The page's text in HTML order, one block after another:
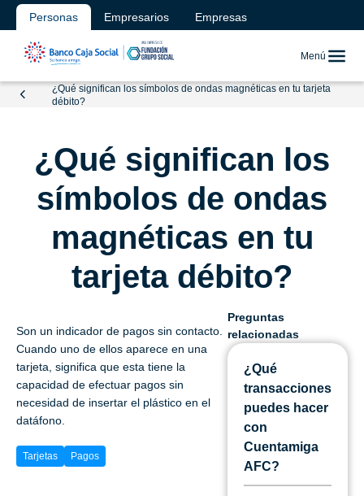
Personas Empresarios Empresas
Menú
¿Qué significan los símbolos de ondas magnéticas en tu tarjeta
débito?
¿Qué significan los
símbolos de ondas
magnéticas en tu
tarjeta débito?
Son un indicador de pagos sin contacto.
Cuando uno de ellos aparece en una
tarjeta, significa que esta tiene la
capacidad de efectuar pagos sin
necesidad de insertar el plástico en el
datáfono.
Tarjetas Pagos
Preguntas
relacionadas
¿Qué
transacciones
puedes hacer
con
Cuentamiga
AFC?